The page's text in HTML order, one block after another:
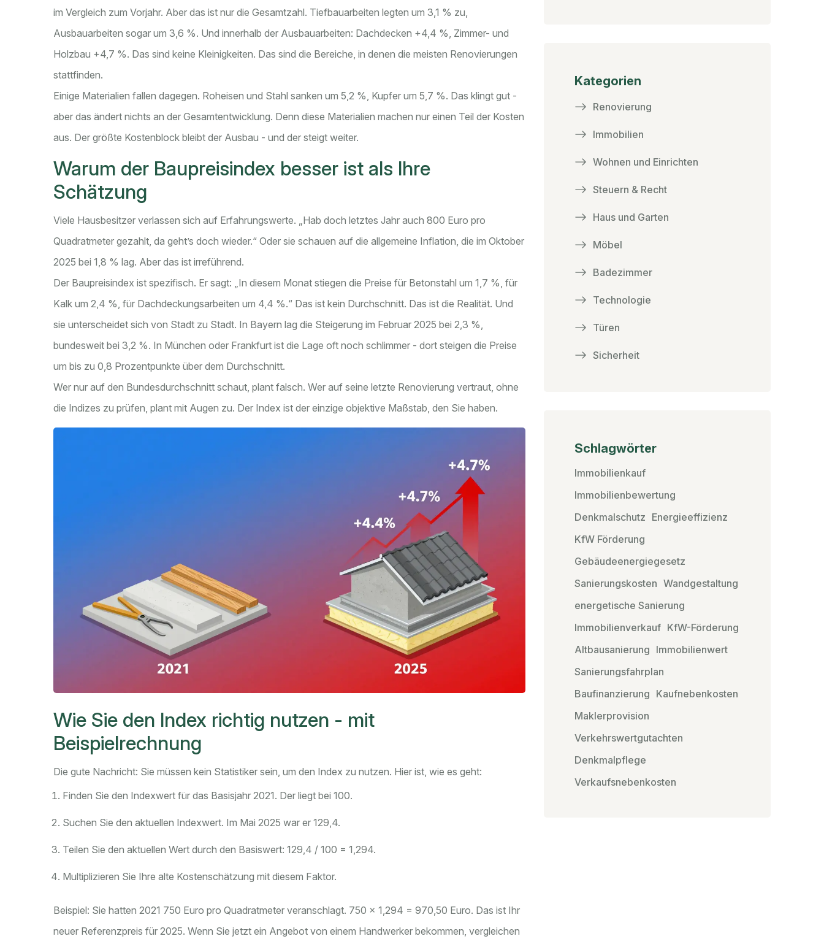
im Vergleich zum Vorjahr. Aber das ist nur die Gesamtzahl. Tiefbauarbeiten legten um 3,1 % zu,
Ausbauarbeiten sogar um 3,6 %. Und innerhalb der Ausbauarbeiten: Dachdecken +4,4 %, Zimmer- und
Holzbau +4,7 %. Das sind keine Kleinigkeiten. Das sind die Bereiche, in denen die meisten Renovierungen
stattfinden.
Einige Materialien fallen dagegen. Roheisen und Stahl sanken um 5,2 %, Kupfer um 5,7 %. Das klingt gut -
aber das ändert nichts an der Gesamtentwicklung. Denn diese Materialien machen nur einen Teil der Kosten
aus. Der größte Kostenblock bleibt der Ausbau - und der steigt weiter.
Warum der Baupreisindex besser ist als Ihre
Schätzung
Viele Hausbesitzer verlassen sich auf Erfahrungswerte. „Hab doch letztes Jahr auch 800 Euro pro
Quadratmeter gezahlt, da geht’s doch wieder.“ Oder sie schauen auf die allgemeine Inflation, die im Oktober
2025 bei 1,8 % lag. Aber das ist irreführend.
Der Baupreisindex ist spezifisch. Er sagt: „In diesem Monat stiegen die Preise für Betonstahl um 1,7 %, für
Kalk um 2,4 %, für Dachdeckungsarbeiten um 4,4 %.“ Das ist kein Durchschnitt. Das ist die Realität. Und
sie unterscheidet sich von Stadt zu Stadt. In Bayern lag die Steigerung im Februar 2025 bei 2,3 %,
bundesweit bei 3,2 %. In München oder Frankfurt ist die Lage oft noch schlimmer - dort steigen die Preise
um bis zu 0,8 Prozentpunkte über dem Durchschnitt.
Wer nur auf den Bundesdurchschnitt schaut, plant falsch. Wer auf seine letzte Renovierung vertraut, ohne
die Indizes zu prüfen, plant mit Augen zu. Der Index ist der einzige objektive Maßstab, den Sie haben.
Wie Sie den Index richtig nutzen - mit
Beispielrechnung
Die gute Nachricht: Sie müssen kein Statistiker sein, um den Index zu nutzen. Hier ist, wie es geht:
Finden Sie den Indexwert für das Basisjahr 2021. Der liegt bei 100.
Suchen Sie den aktuellen Indexwert. Im Mai 2025 war er 129,4.
Teilen Sie den aktuellen Wert durch den Basiswert: 129,4 / 100 = 1,294.
Multiplizieren Sie Ihre alte Kostenschätzung mit diesem Faktor.
Beispiel: Sie hatten 2021 750 Euro pro Quadratmeter veranschlagt. 750 × 1,294 = 970,50 Euro. Das ist Ihr
neuer Referenzpreis für 2025. Wenn Sie jetzt ein Angebot von einem Handwerker bekommen, vergleichen
Kategorien
Renovierung
Immobilien
Wohnen und Einrichten
Steuern & Recht
Haus und Garten
Möbel
Badezimmer
Technologie
Türen
Sicherheit
Schlagwörter
Immobilienkauf
Immobilienbewertung
Denkmalschutz Energieeffizienz
KfW Förderung
Gebäudeenergiegesetz
Sanierungskosten Wandgestaltung
energetische Sanierung
Immobilienverkauf KfW-Förderung
Altbausanierung Immobilienwert
Sanierungsfahrplan
Baufinanzierung Kaufnebenkosten
Maklerprovision
Verkehrswertgutachten
Denkmalpflege
Verkaufsnebenkosten